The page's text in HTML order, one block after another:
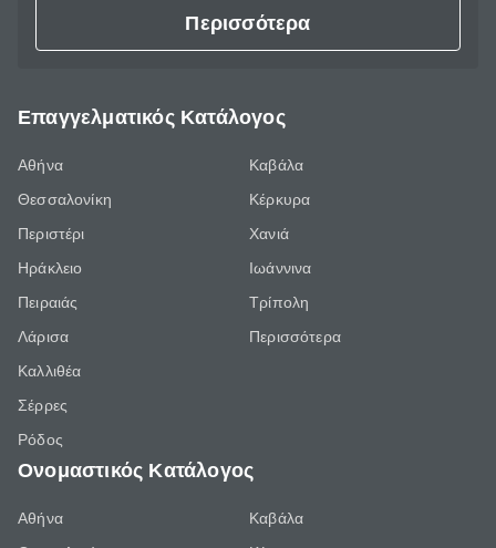
Περισσότερα
Επαγγελματικός Κατάλογος
Αθήνα
Θεσσαλονίκη
Περιστέρι
Ηράκλειο
Πειραιάς
Λάρισα
Καλλιθέα
Σέρρες
Ρόδος
Καβάλα
Κέρκυρα
Χανιά
Ιωάννινα
Τρίπολη
Περισσότερα
Ονομαστικός Κατάλογος
Αθήνα
Καβάλα